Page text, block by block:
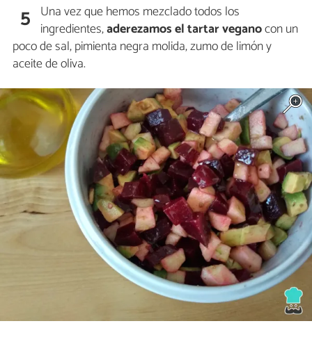
5 Una vez que hemos mezclado todos los
ingredientes,aderezamos el tartar veganocon un
poco de sal, pimienta negra molida, zumo de limón y
aceite de oliva.